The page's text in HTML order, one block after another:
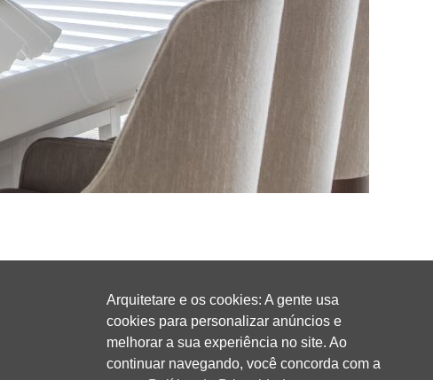
Arquitetare e os cookies: A gente usa
cookies para personalizar anúncios e
melhorar a sua experiência no site. Ao
continuar navegando, você concorda com a